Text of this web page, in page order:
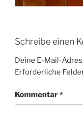
Schreibe einen
Deine E-Mail-
Erforderliche
Kommentar*